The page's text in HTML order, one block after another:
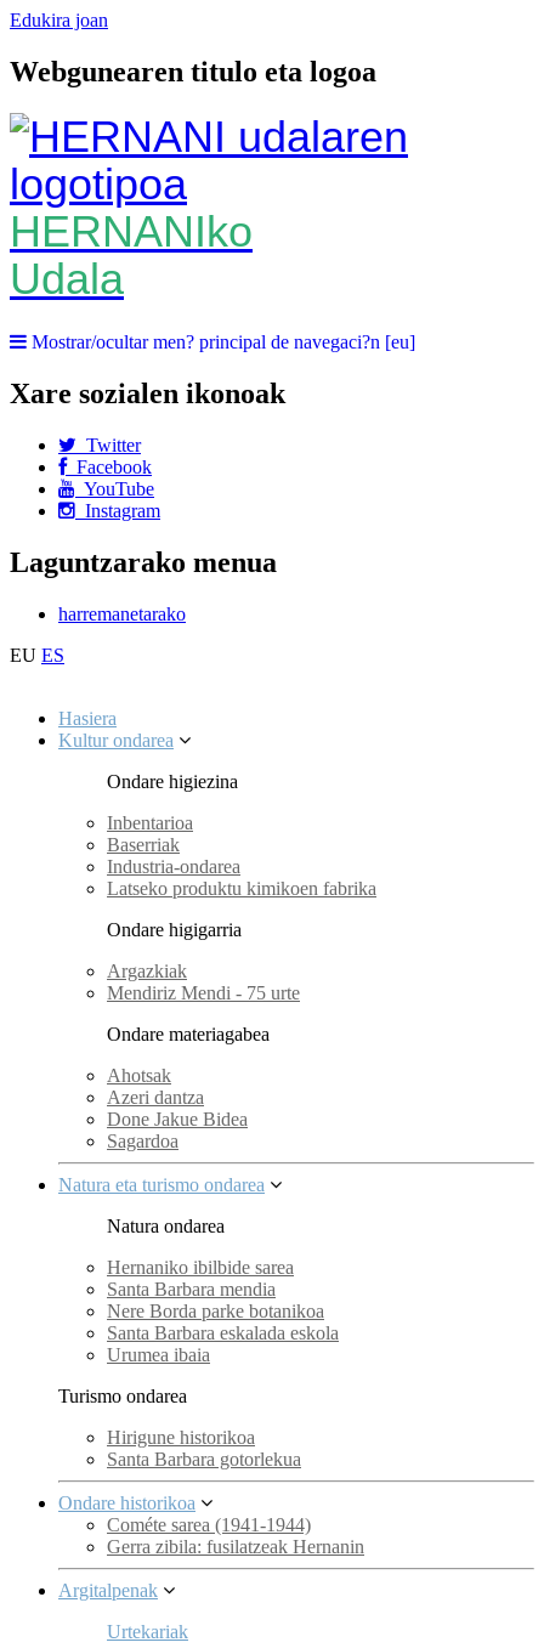
Edukira joan
Webgunearen titulo eta logoa
HERNANIko
Udala
Mostrar/ocultar men? principal de navegaci?n [eu]
Xare sozialen ikonoak
Twitter
Facebook
YouTube
Instagram
Laguntzarako menua
harremanetarako
EU ES
Hasiera
Kultur ondarea
Ondare higiezina
Inbentarioa
Baserriak
Industria-ondarea
Latseko produktu kimikoen fabrika
Ondare higigarria
Argazkiak
Mendiriz Mendi - 75 urte
Ondare materiagabea
Ahotsak
Azeri dantza
Done Jakue Bidea
Sagardoa
Natura eta turismo ondarea
Natura ondarea
Hernaniko ibilbide sarea
Santa Barbara mendia
Nere Borda parke botanikoa
Santa Barbara eskalada eskola
Urumea ibaia
Turismo ondarea
Hirigune historikoa
Santa Barbara gotorlekua
Ondare historikoa
Cométe sarea (1941-1944)
Gerra zibila: fusilatzeak Hernanin
Argitalpenak
Urtekariak